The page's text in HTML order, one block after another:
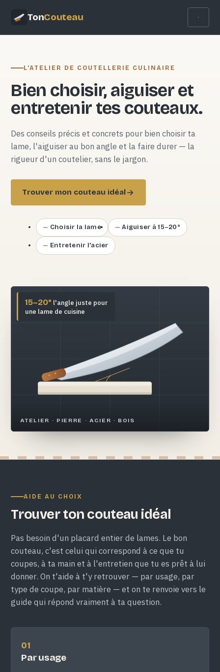
TonCouteau
L'ATELIER DE COUTELLERIE CULINAIRE
Bien choisir, aiguiser et
entretenir tes couteaux.
Des conseils précis et concrets pour bien choisir ta
lame, l'aiguiser au bon angle et la faire durer — la
rigueur d'un coutelier, sans le jargon.
Trouver mon couteau idéal
Choisir la lame Aiguiser à 15–20°
Entretenir l'acier
ATELIER · PIERRE · ACIER · BOIS
15–20° l'angle juste pour
une lame de cuisine
AIDE AU CHOIX
Trouver ton couteau idéal
Pas besoin d'un placard entier de lames. Le bon
couteau, c'est celui qui correspond à ce que tu
coupes, à ta main et à l'entretien que tu es prêt à lui
donner. On t'aide à t'y retrouver — par usage, par
type de coupe, par matière — et on te renvoie vers le
guide qui répond vraiment à ta question.
01
Par usage